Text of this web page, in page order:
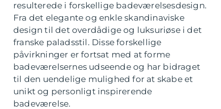
resulterede i forskellige badeværelsesdesign.
Fra det elegante og enkle skandinaviske
design til det overdådige og luksuriøse i det
franske paladsstil. Disse forskellige
påvirkninger er fortsat med at forme
badeværelsernes udseende og har bidraget
til den uendelige mulighed for at skabe et
unikt og personligt inspirerende
badeværelse.